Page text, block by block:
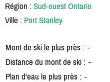
Région : Sud-ouest Ontario
Ville : Port Stanley
Mont de ski le plus près : -
Distance du mont de ski : -
Plan d'eau le plus près : -